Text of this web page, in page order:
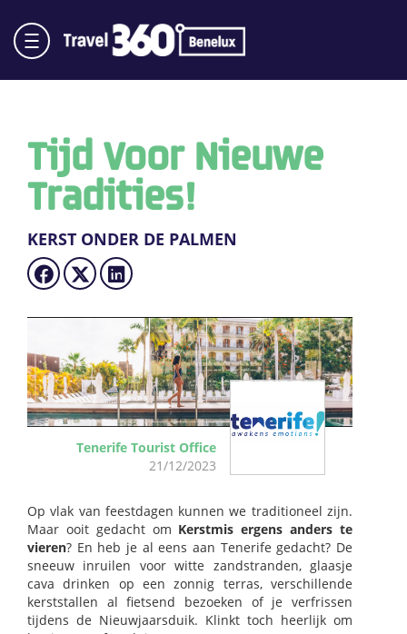
Tijd Voor Nieuwe
Tradities!
KERST ONDER DE PALMEN
Tenerife Tourist Office
21/12/2023
Op vlak van feestdagen kunnen we traditioneel zijn.
Maar ooit gedacht om Kerstmis ergens anders te
vieren? En heb je al eens aan Tenerife gedacht? De
sneeuw inruilen voor witte zandstranden, glaasje
cava drinken op een zonnig terras, verschillende
kerststallen al fietsend bezoeken of je verfrissen
tijdens de Nieuwjaarsduik. Klinkt toch heerlijk om